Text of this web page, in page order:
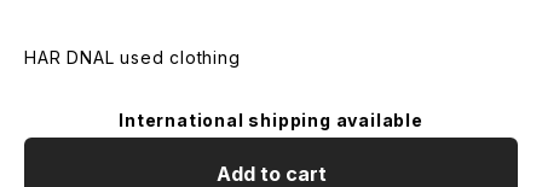
HAR DNAL used clothing
International shipping available
Add to cart